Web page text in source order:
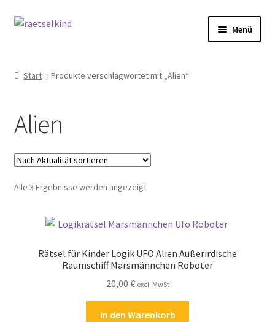
Zur
Zum
Menü
Cookie-Richtlinie (EU)
Datenschutzbelehrung
Echtheit von Bewertungen
Impressum
Start Produkte verschlagwortet mit „Alien“
Alien
Alle 3 Ergebnisse werden angezeigtNach
Rätsel für Kinder Logik UFO Alien Außerirdische
Raumschiff Marsmännchen Roboter
20,00 € excl. MwSt
In den Warenkorb